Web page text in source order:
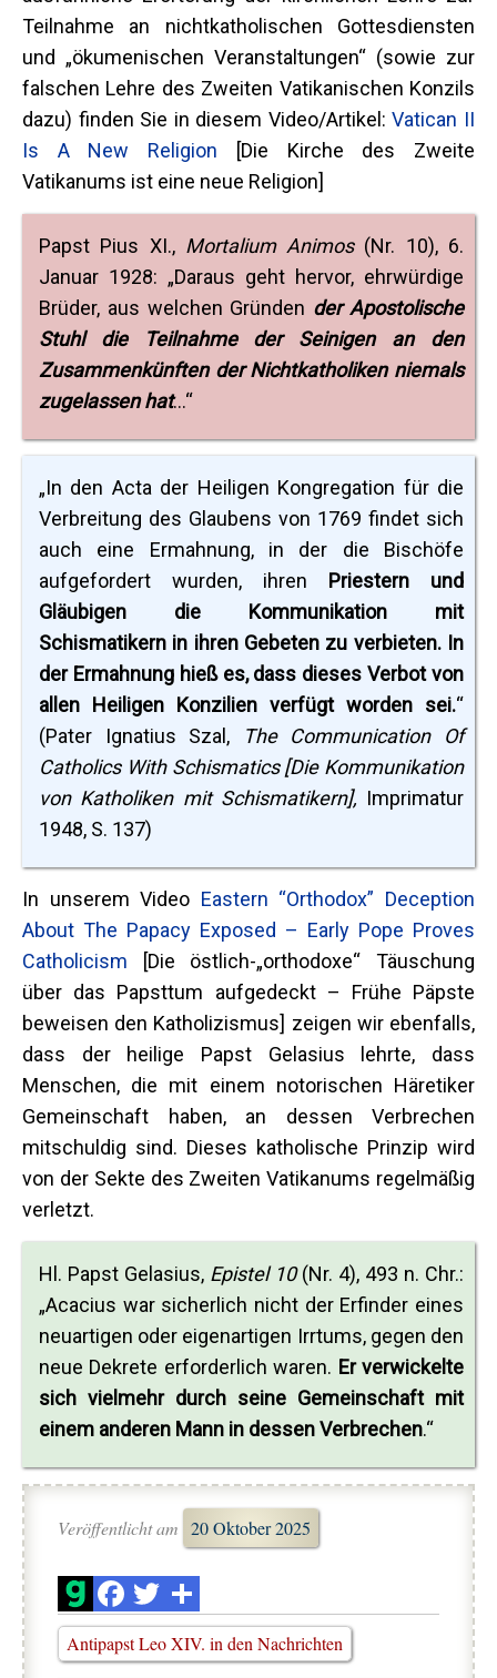
Teilnahme an nichtkatholischen Gottesdiensten
und „ökumenischen Veranstaltungen“ (sowie zur
falschen Lehre des Zweiten Vatikanischen Konzils
dazu) finden Sie in diesem Video/Artikel:Vatican II
Is A New Religion [Die Kirche des Zweite
Vatikanums ist eine neue Religion]
Papst Pius XI., Mortalium Animos(Nr. 10), 6.
Januar 1928: „Daraus geht hervor, ehrwürdige
Brüder, aus welchen Gründen der Apostolische
Stuhl die Teilnahme der Seinigen an den
Zusammenkünften der Nichtkatholiken niemals
zugelassen hat…“
„In den Acta der Heiligen Kongregation für die
Verbreitung des Glaubens von 1769 findet sich
auch eine Ermahnung, in der die Bischöfe
aufgefordert wurden, ihren Priestern und
Gläubigen die Kommunikation mit
Schismatikern in ihren Gebeten zu verbieten. In
der Ermahnung hieß es, dass dieses Verbot von
allen Heiligen Konzilien verfügt worden sei.“
(Pater Ignatius Szal,
The Communication Of
Catholics With Schismatics [Die Kommunikation
von Katholiken mit Schismatikern], Imprimatur
1948, S. 137)
In unserem Video Eastern “Orthodox” Deception
About The Papacy Exposed – Early Pope Proves
Catholicism [Die östlich-„orthodoxe“ Täuschung
über das Papsttum aufgedeckt – Frühe Päpste
beweisen den Katholizismus] zeigen wir ebenfalls,
dass der heilige Papst Gelasius lehrte, dass
Menschen, die mit einem notorischen Häretiker
Gemeinschaft haben, an dessen Verbrechen
mitschuldig sind. Dieses katholische Prinzip wird
von der Sekte des Zweiten Vatikanums regelmäßig
verletzt.
Hl. Papst Gelasius, Epistel 10(Nr. 4), 493 n. Chr.:
„Acacius war sicherlich nicht der Erfinder eines
neuartigen oder eigenartigen Irrtums, gegen den
neue Dekrete erforderlich waren. Er verwickelte
sich vielmehr durch seine Gemeinschaft mit
einem anderen Mann in dessen Verbrechen.“
Veröffentlicht am 20 Oktober 2025
Antipapst Leo XIV. in den Nachrichten